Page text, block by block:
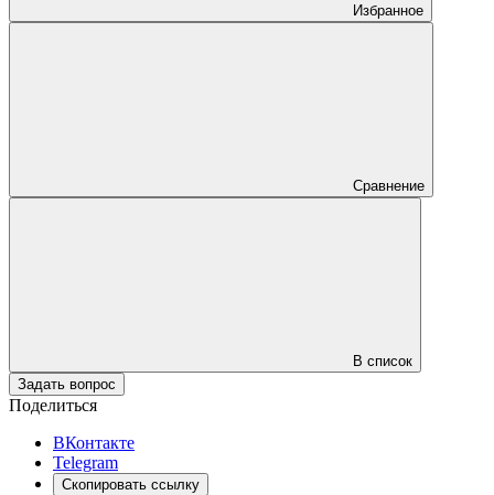
Избранное
Сравнение
В список
Задать вопрос
Поделиться
ВКонтакте
Telegram
Скопировать ссылку